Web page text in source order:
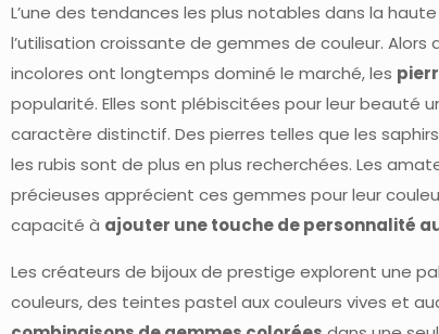
L’une des tendances les plus notables dans la
l’utilisation croissante de gemmes de couleur. Alors
incolores ont longtemps dominé le marché, les
popularité. Elles sont plébiscitées pour leur beauté
caractère distinctif. Des pierres telles que les
les rubis sont de plus en plus recherchées. Les
précieuses apprécient ces gemmes pour leur
capacité à ajouter une touche de personnalité
Les créateurs de bijoux de prestige explorent une
couleurs, des teintes pastel aux couleurs vives et